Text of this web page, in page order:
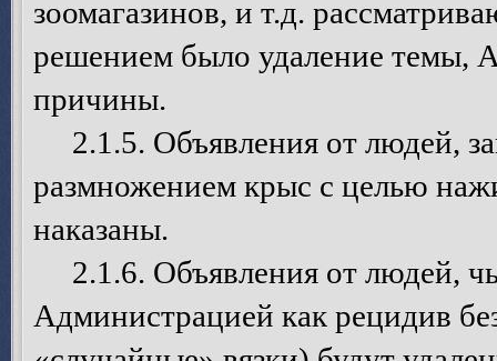
зоомагазинов, и т.д.
решением было удаление темы,
причины.
2.1.5. Объявления от людей,
размножением крыс с целью
наказаны.
2.1.6. Объявления от людей,
Администрацией как рецидив